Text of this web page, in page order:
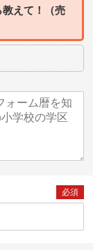
えて！（売
必須